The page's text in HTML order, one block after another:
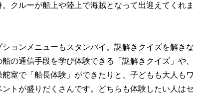
クルーが船上や陸上で海賊となって出迎えてくれま
ョンメニューもスタンバイ。謎解きクイズを解きな
の通信手段を学び体験できる「謎解きクイズ」や、
室で「船長体験」ができたりと、子どもも大人もワ
トが盛りだくさんです。どちらも体験したい人はセ